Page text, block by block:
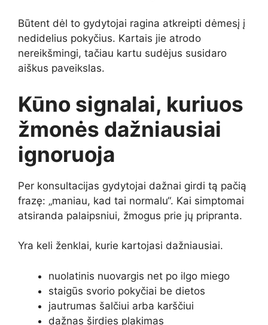
Būtent dėl to gydytojai ragina atkreipti dėmesį į
nedidelius pokyčius. Kartais jie atrodo
nereikšmingi, tačiau kartu sudėjus susidaro
aiškus paveikslas.
Kūno signalai, kuriuos
žmonės dažniausiai
ignoruoja
Per konsultacijas gydytojai dažnai girdi tą pačią
frazę: „maniau, kad tai normalu“. Kai simptomai
atsiranda palaipsniui, žmogus prie jų pripranta.
Yra keli ženklai, kurie kartojasi dažniausiai.
nuolatinis nuovargis net po ilgo miego
staigūs svorio pokyčiai be dietos
jautrumas šalčiui arba karščiui
dažnas širdies plakimas